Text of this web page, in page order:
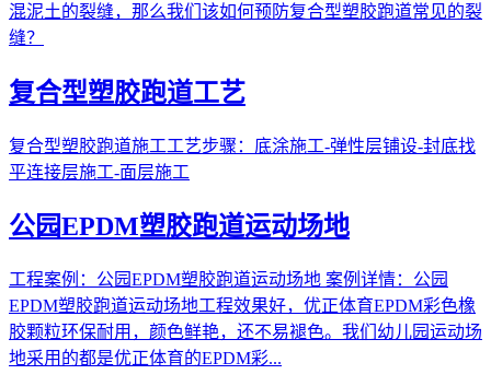
混泥土的裂缝，那么我们该如何预防复合型塑胶跑道常见的裂
缝？
复合型塑胶跑道工艺
复合型塑胶跑道施工工艺步骤：底涂施工-弹性层铺设-封底找
平连接层施工-面层施工
公园EPDM塑胶跑道运动场地
工程案例：公园EPDM塑胶跑道运动场地 案例详情：公园
EPDM塑胶跑道运动场地工程效果好，优正体育EPDM彩色橡
胶颗粒环保耐用，颜色鲜艳，还不易褪色。我们幼儿园运动场
地采用的都是优正体育的EPDM彩...